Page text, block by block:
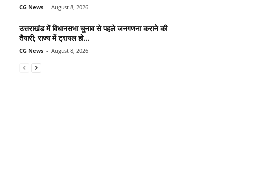
CG News - August 8, 2026
उत्तराखंड में विधानसभा चुनाव से पहले जनगणना कराने की
तैयारी; राज्य में ट्रायल हो...
CG News - August 8, 2026